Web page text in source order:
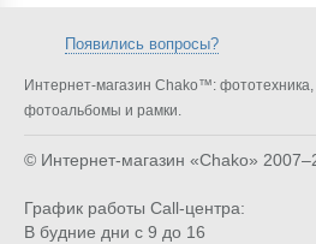
Появились вопросы?
Интернет-магазин Chako™: фототехника,
фотоальбомы и рамки.
© Интернет-магазин «Chako»
График работы Call-центра:
В будние дни с 9 до 16